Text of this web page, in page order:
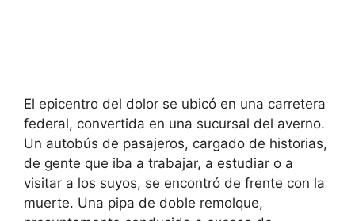
El epicentro del dolor se ubicó en una carretera
federal, convertida en una sucursal del averno.
Un autobús de pasajeros, cargado de historias,
de gente que iba a trabajar, a estudiar o a
visitar a los suyos, se encontró de frente con la
muerte. Una pipa de doble remolque,